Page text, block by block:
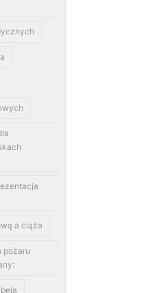
a ciąża
pożaru